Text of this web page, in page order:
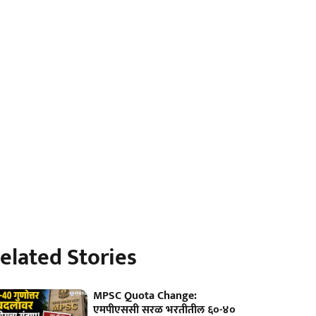
Stories
MPSC Quota Change:
एमपीएससी सरळ भरतीतील ६०-४०